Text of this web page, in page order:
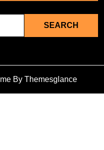
By Themesglance